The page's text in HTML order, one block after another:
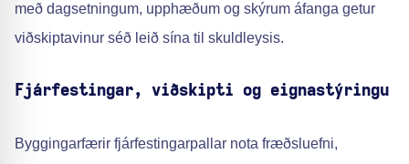
með dagsetningum, upphæðum og skýrum áfanga getur
viðskiptavinur séð leið sína til skuldleysis.
Fjárfestingar, viðskipti og eignastýringu
Byggingarfærir fjárfestingarpallar nota fræðsluefni,